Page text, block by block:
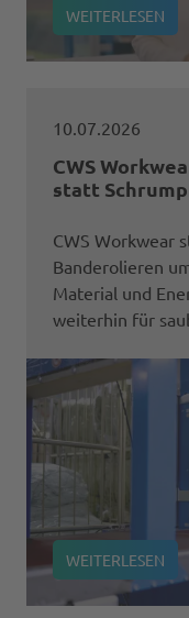
WEITERLESEN
10.07.2026
CWS
statt
CWS Workwear
Banderolieren
Material und
weiterhin für
WEITERLESEN